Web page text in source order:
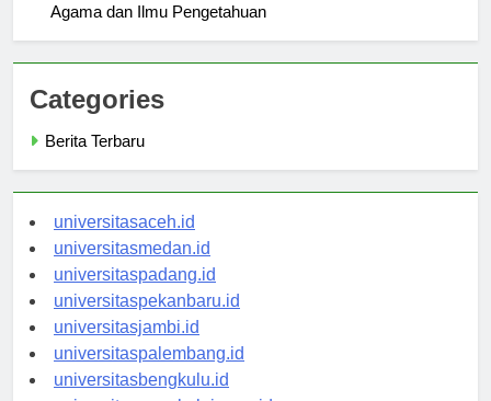
Memahami Kurikulum Universitas Islam: Integrasi
Categories
universitasaceh.id
universitasmedan.id
universitaspadang.id
universitaspekanbaru.id
universitasjambi.id
universitaspalembang.id